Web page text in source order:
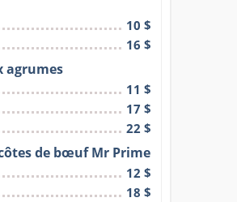
10 $
16 $
agrumes
11 $
17 $
22 $
de bœuf Mr Prime
12 $
18 $